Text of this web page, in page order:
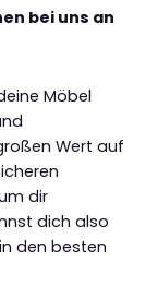
bei uns an
Möbel
Wert auf
dir
dich also
den besten